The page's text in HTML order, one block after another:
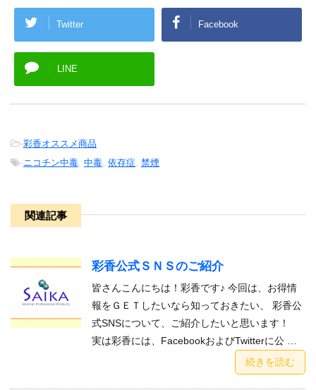
Twitter Facebook
LINE
-彩香オススメ商品
-ニコチン中毒 中毒 依存症 禁煙
関連記事
彩香公式ＳＮＳのご紹介
皆さんこんにちは！彩香です♪ 今回は、お得情
報をＧＥＴしたいなら知っておきたい、 彩香公
式SNSについて、ご紹介したいと思います！
実は彩香には、FacebookおよびTwitterに公 …
続きを読む